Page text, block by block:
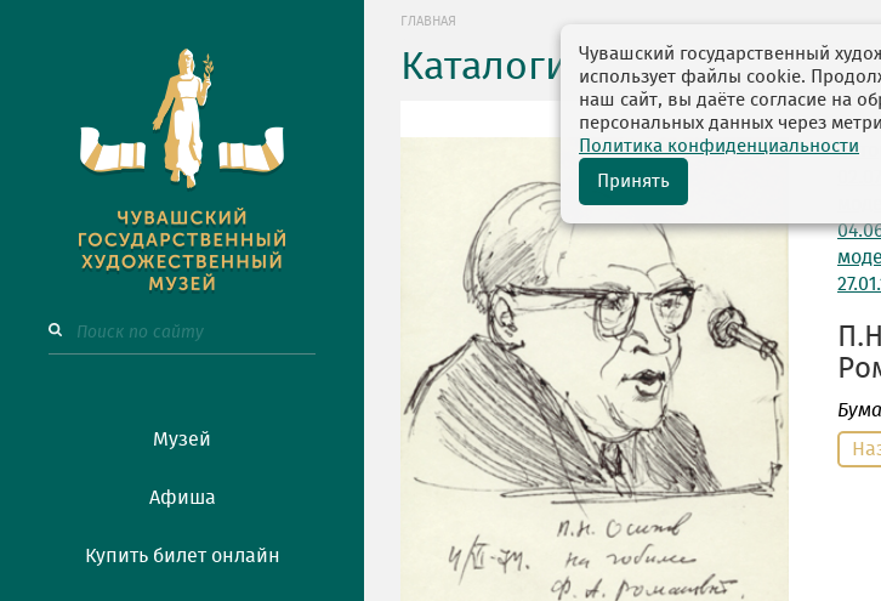
Музей
Афиша
Купить билет онлайн
ГЛАВНАЯ
Каталоги выставок
Чувашский государственный
использует файлы cookie.
наш сайт, вы даёте согласие на
персональных данных через
Политика конфиденциальности
Принять